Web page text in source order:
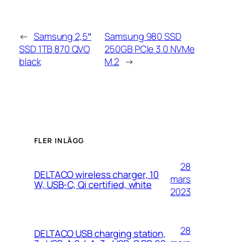
← Samsung 2,5″
SSD 1TB 870 QVO
black
Samsung 980 SSD
250GB PCIe 3.0 NVMe
M.2 →
FLER INLÄGG
DELTACO wireless charger, 10
W, USB-C, Qi certified, white
28
mars
2023
DELTACO USB charging station,
28